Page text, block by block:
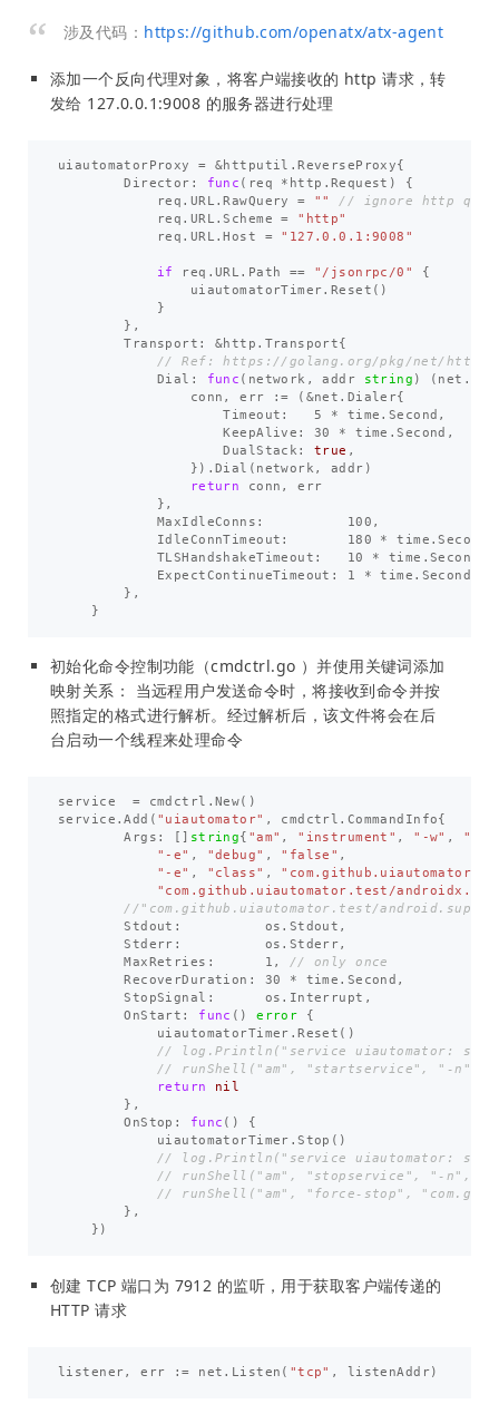
涉及代码： https://github.com/openatx/atx-agent
添加一个反向代理对象，将客户端接收的 http 请求，转
发给 127.0.0.1:9008 的服务器进行处理
uiautomatorProxy = &httputil .ReverseProxy{
Director : func ( req * http . Request )
{
req . URL .RawQuery = ""
// ignore http
req . URL .Scheme =
"http"
req . URL .Host = "127.0.0.1:9008"
if req . URL . Path == "/jsonrpc/0"
{
uiautomatorTimer. Reset ()
}
},
Transport : &http . Transport{
// Ref: https://golang.org/pkg/net/http/
Dial : func ( network , addr string ) ( net .
conn , err := ( &net . Dialer{
Timeout : 5 * time . Second ,
KeepAlive : 30 * time .Second ,
DualStack : true ,
}) . Dial ( network , addr )
return
conn ,
err
},
MaxIdleConns : 100 ,
IdleConnTimeout : 180 * time .Second
TLSHandshakeTimeout : 10 * time . Second
ExpectContinueTimeout : 1 * time . Second
},
}
初始化命令控制功能（cmdctrl.go ）并使用关键词添加
映射关系： 当远程用户发送命令时，将接收到命令并按
照指定的格式进行解析。经过解析后，该文件将会在后
台启动一个线程来处理命令
service = cmdctrl . New()
service .Add ( "uiautomator" , cmdctrl . CommandInfo{
Args : string{ "am" , "instrument" , "-w" , "-r"
"-e" , "debug" , "false" ,
"-e" , "class" ,
"com.github.uiautomator.test/
//"com.github.uiautomator.test/
Stdout : os . Stdout ,
Stderr : os . Stderr,
MaxRetries : 1 ,
// only once
RecoverDuration : 30 * time . Second ,
StopSignal : os . Interrupt ,
OnStart : func () error
{
uiautomatorTimer . Reset ()
// log.Println("service uiautomator:
// runShell("am", "startservice", "-n",
return
nil
},
OnStop : func ()
{
uiautomatorTimer .Stop ()
// log.Println("service uiautomator:
// runShell("am", "stopservice", "-n",
// runShell("am", "force-stop",
},
})
创建 TCP 端口为 7912 的监听，用于获取客户端传递的
HTTP 请求
listener, err := net . Listen ( "tcp" , listenAddr)